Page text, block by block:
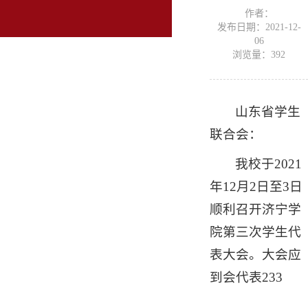
作者：
发布日期：2021-12-
06
浏览量： 392
山东省学生
联合会：
我校于2021
年12月2日至3日
顺利召开济宁学
院第三次学生代
表大会。大会应
到会代表233